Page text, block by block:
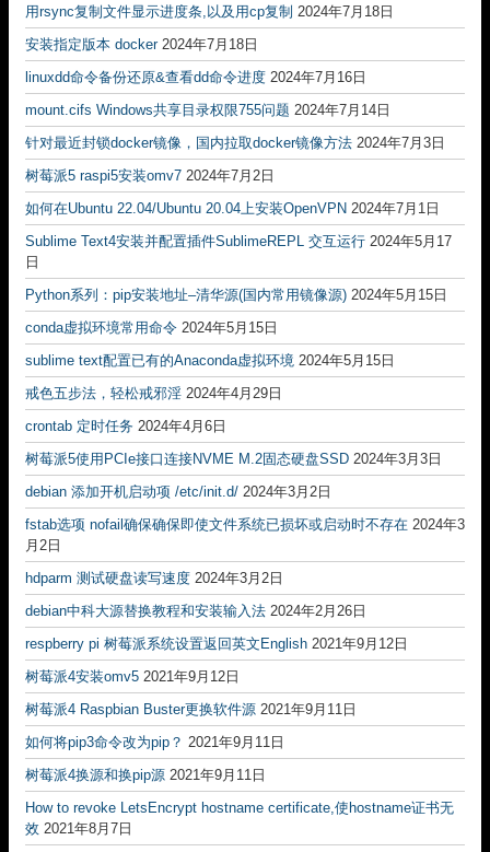
用rsync复制文件显示进度条,以及用cp复制 2024年7月18日
安装指定版本 docker 2024年7月18日
linuxdd命令备份还原&查看dd命令进度 2024年7月16日
mount.cifs Windows共享目录权限755问题 2024年7月14日
针对最近封锁docker镜像，国内拉取docker镜像方法 2024年7月3日
树莓派5 raspi5安装omv7 2024年7月2日
如何在Ubuntu 22.04/Ubuntu 20.04上安装OpenVPN 2024年7月1日
Sublime Text4安装并配置插件SublimeREPL 交互运行 2024年5月17
日
Python系列：pip安装地址–清华源(国内常用镜像源) 2024年5月15日
conda虚拟环境常用命令 2024年5月15日
sublime text配置已有的Anaconda虚拟环境 2024年5月15日
戒色五步法，轻松戒邪淫 2024年4月29日
crontab 定时任务 2024年4月6日
树莓派5使用PCIe接口连接NVME M.2固态硬盘SSD 2024年3月3日
debian 添加开机启动项 /etc/init.d/ 2024年3月2日
fstab选项 nofail确保确保即使文件系统已损坏或启动时不存在 2024年3
月2日
hdparm 测试硬盘读写速度 2024年3月2日
debian中科大源替换教程和安装输入法 2024年2月26日
respberry pi 树莓派系统设置返回英文English 2021年9月12日
树莓派4安装omv5 2021年9月12日
树莓派4 Raspbian Buster更换软件源 2021年9月11日
如何将pip3命令改为pip？ 2021年9月11日
树莓派4换源和换pip源 2021年9月11日
How to revoke LetsEncrypt hostname certificate,使hostname证书无
效 2021年8月7日